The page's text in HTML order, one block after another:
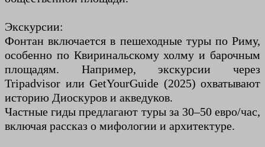
Экскурсии:
Фонтан включается в пешеходные туры по Риму,
особенно по Квиринальскому холму и барочным
площадям. Например, экскурсии через
Tripadvisor или GetYourGuide (2025) охватывают
историю Диоскуров и акведуков.
Частные гиды предлагают туры за 30–50 евро/час,
включая рассказ о мифологии и архитектуре.